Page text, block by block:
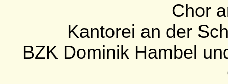
Chor
Kantorei an der
BZK Dominik Hambel